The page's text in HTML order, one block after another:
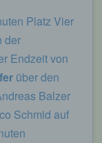
Platz Vier
der
Endzeit von
über den
Balzer
Schmid auf